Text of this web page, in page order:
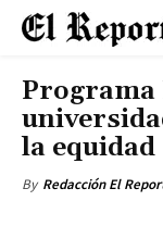
Programa
la equidad
By Redacción El